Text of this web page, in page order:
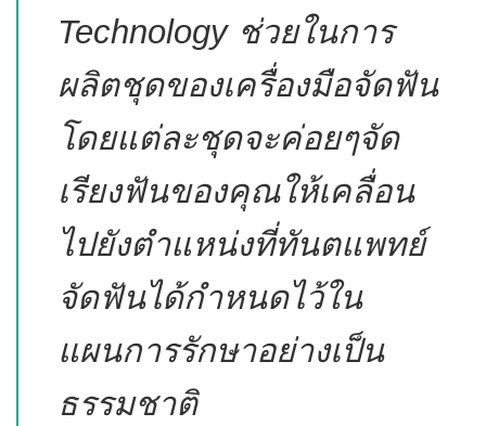
Technology ช่วยในการ
ผลิตชุดของเครื่องมือจัดฟัน
โดยแต่ละชุดจะค่อยๆจัด
เรียงฟันของคุณให้เคลื่อน
ไปยังตำแหน่งที่ทันตแพทย์
จัดฟันได้กำหนดไว้ใน
แผนการรักษาอย่างเป็น
ธรรมชาติ